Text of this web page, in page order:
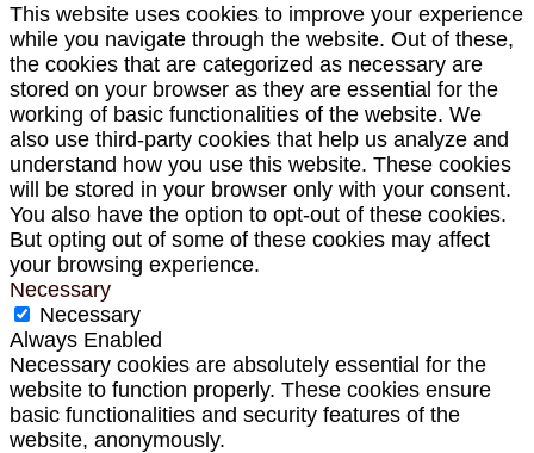
This website uses cookies to improve your experience
while you navigate through the website. Out of these,
the cookies that are categorized as necessary are
stored on your browser as they are essential for the
working of basic functionalities of the website. We
also use third-party cookies that help us analyze and
understand how you use this website. These cookies
will be stored in your browser only with your consent.
You also have the option to opt-out of these cookies.
But opting out of some of these cookies may affect
your browsing experience.
Necessary
Necessary
Always Enabled
Necessary cookies are absolutely essential for the
website to function properly. These cookies ensure
basic functionalities and security features of the
website, anonymously.